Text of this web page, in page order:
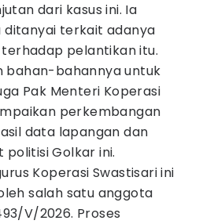
dari kasus ini. Ia
ditanyai terkait adanya
pelantikan itu.
bahan-bahannya untuk
Pak Menteri Koperasi
perkembangan
data lapangan dan
politisi Golkar ini.
Koperasi Swastisari ini
salah satu anggota
V/2026. Proses